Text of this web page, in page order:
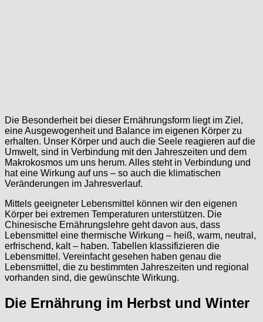
Die Besonderheit bei dieser Ernährungsform liegt im Ziel,
eine Ausgewogenheit und Balance im eigenen Körper zu
erhalten. Unser Körper und auch die Seele reagieren auf die
Umwelt, sind in Verbindung mit den Jahreszeiten und dem
Makrokosmos um uns herum. Alles steht in Verbindung und
hat eine Wirkung auf uns – so auch die klimatischen
Veränderungen im Jahresverlauf.
Mittels geeigneter Lebensmittel können wir den eigenen
Körper bei extremen Temperaturen unterstützen. Die
Chinesische Ernährungslehre geht davon aus, dass
Lebensmittel eine thermische Wirkung – heiß, warm, neutral,
erfrischend, kalt – haben. Tabellen klassifizieren die
Lebensmittel. Vereinfacht gesehen haben genau die
Lebensmittel, die zu bestimmten Jahreszeiten und regional
vorhanden sind, die gewünschte Wirkung.
Die Ernährung im Herbst und Winter